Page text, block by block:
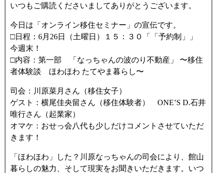
いつもご購読くださいましてありがとうございます。
今日は「オンライン移住セミナー」の宣伝です。
□日程：6月26日（土曜日）１５：３０
「「予約制」」
今週末！
□内容： 第一部 「なっちゃんの波のり不動産」 〜移住
者体験談 ほわほわ たてやま暮らし〜
司会：川原菜月さん（移住女子）
ゲスト：横尾佳央留さん（移住体験者） ONE’S D.石井
唯行さん（起業家）
オマケ：おせっ会八代も少しだけコメントさせていただ
きます！
「ほわほわ」した？川原なっちゃんの司会により、館山
暮らしの魅力、そして現実をお聞きいただきます。いつ